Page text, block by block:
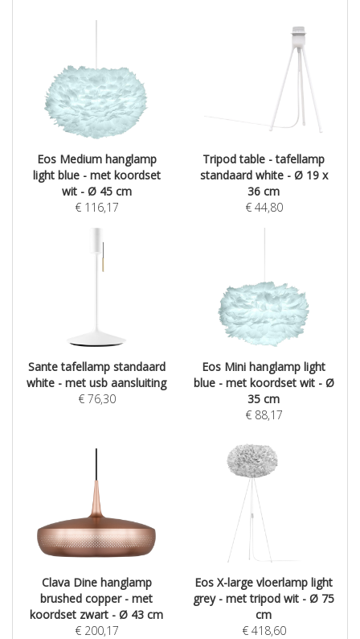
Eos Medium hanglamp
light blue - met koordset
wit - Ø 45 cm
€ 116,17
Tripod table - tafellamp
standaard white - Ø 19 x
36 cm
€ 44,80
Sante tafellamp standaard
white - met usb aansluiting
€ 76,30
Eos Mini hanglamp light
blue - met koordset wit - Ø
35 cm
€ 88,17
Clava Dine hanglamp
brushed copper - met
koordset zwart - Ø 43 cm
€ 200,17
Eos X-large vloerlamp light
grey - met tripod wit - Ø 75
cm
€ 418,60